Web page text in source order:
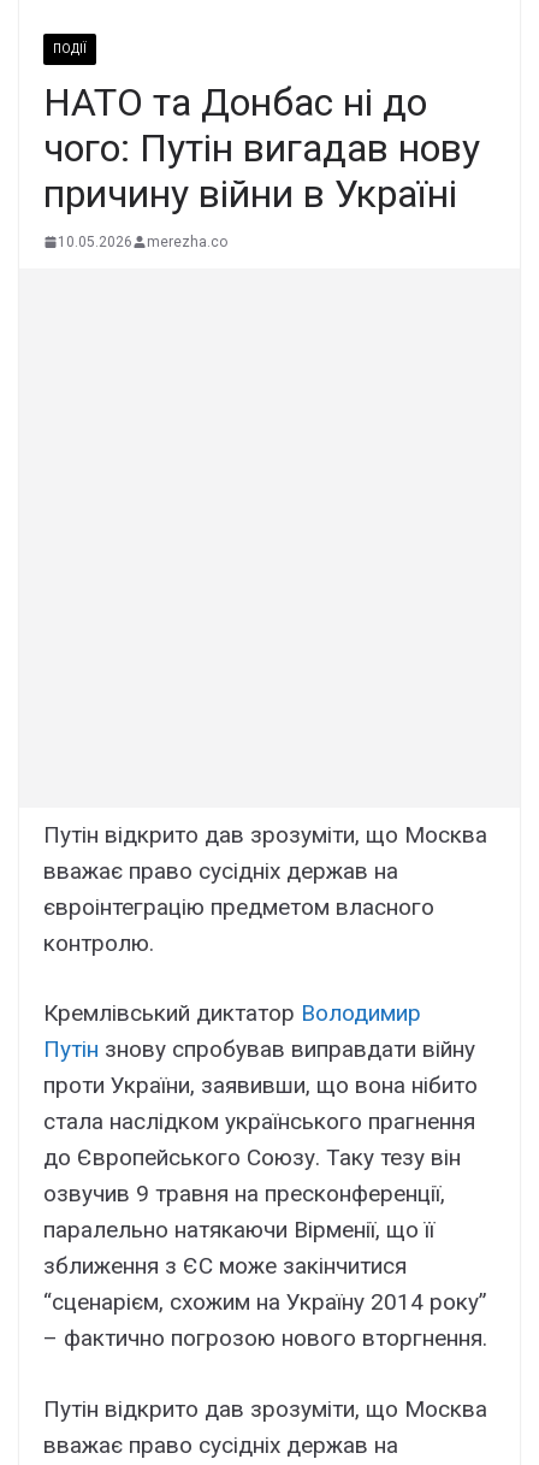
ПОДІЇ
НАТО та Донбас ні до
чого: Путін вигадав нову
причину війни в Україні
10.05.2026 merezha.co
Путін відкрито дав зрозуміти, що Москва
вважає право сусідніх держав на
євроінтеграцію предметом власного
контролю.
Кремлівський диктатор Володимир
Путін знову спробував виправдати війну
проти України, заявивши, що вона нібито
стала наслідком українського прагнення
до Європейського Союзу. Таку тезу він
озвучив 9 травня на пресконференції,
паралельно натякаючи Вірменії, що її
зближення з ЄС може закінчитися
“сценарієм, схожим на Україну 2014 року”
– фактично погрозою нового вторгнення.
Путін відкрито дав зрозуміти, що Москва
вважає право сусідніх держав на